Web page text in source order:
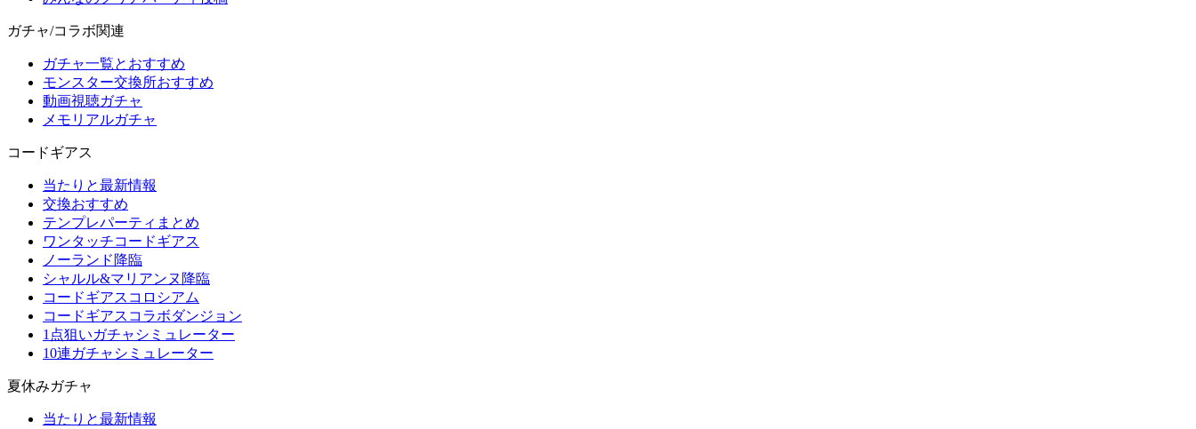
ガチャ/コラボ関連
ガチャ一覧とおすすめ
モンスター交換所おすすめ
動画視聴ガチャ
メモリアルガチャ
コードギアス
当たりと最新情報
交換おすすめ
テンプレパーティまとめ
ワンタッチコードギアス
ノーランド降臨
シャルル&マリアンヌ降臨
コードギアスコロシアム
コードギアスコラボダンジョン
1点狙いガチャシミュレーター
10連ガチャシミュレーター
夏休みガチャ
当たりと最新情報